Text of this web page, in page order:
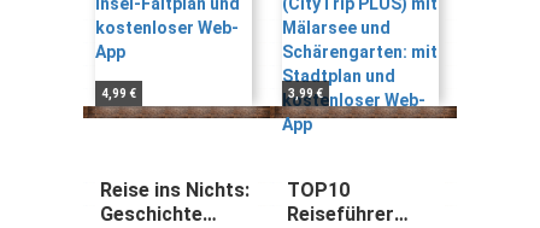
4,99 €
mit Stadtplan
und kostenloser
Web-App
3,99 €
Reise ins Nichts:
Geschichte
TOP10
Reiseführer